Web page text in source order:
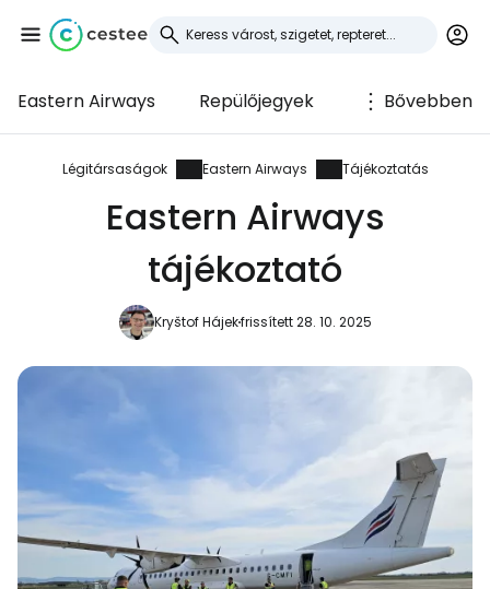
Eastern Airways Repülőjegyek Bővebben
Légitársaságok Eastern Airways Tájékoztatás
Eastern Airways
tájékoztató
Kryštof Hájekfrissített 28. 10. 2025
Bejelentkezés a
Cestee-be
... az utazási közösség világszerte
Folytatás a Google-lal
Folytassa e-mailben